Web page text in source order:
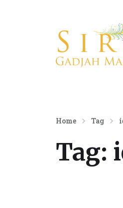
Konsultan
Home Tag
Tag: